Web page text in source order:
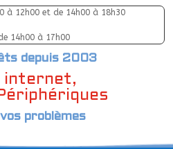
à 12h00 et de 14h00 à 18h30
14h00 à 17h00
depuis 2003
internet,
problèmes